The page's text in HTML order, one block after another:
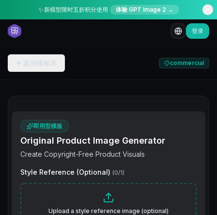
✨新模型限时五折积分使用 体验 GPT Image 2 →
登录
返回模板库 commercial
即用型模板
Original Product Image Generator
Create Copyright-Free Product Visuals
Style Reference (Optional) (0/1)
Upload a style reference image (optional)